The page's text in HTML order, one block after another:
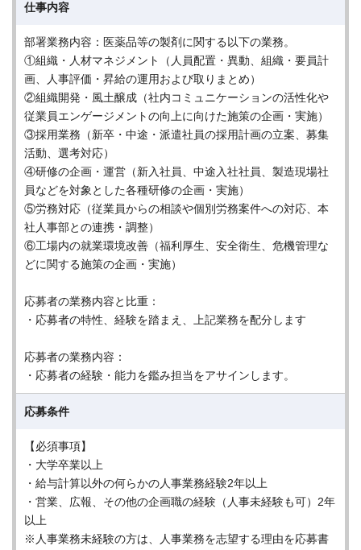
仕事内容
部署業務内容：医薬品等の製剤に関する以下の業務。
①組織・人材マネジメント（人員配置・異動、組織・要員計
画、人事評価・昇給の運用および取りまとめ）
②組織開発・風土醸成（社内コミュニケーションの活性化や
従業員エンゲージメントの向上に向けた施策の企画・実施）
③採用業務（新卒・中途・派遣社員の採用計画の立案、募集
活動、選考対応）
④研修の企画・運営（新入社員、中途入社社員、製造現場社
員などを対象とした各種研修の企画・実施）
⑤労務対応（従業員からの相談や個別労務案件への対応、本
社人事部との連携・調整）
⑥工場内の就業環境改善（福利厚生、安全衛生、危機管理な
どに関する施策の企画・実施）
応募者の業務内容と比重：
・応募者の特性、経験を踏まえ、上記業務を配分します
応募者の業務内容：
・応募者の経験・能力を鑑み担当をアサインします。
応募条件
【必須事項】
・大学卒業以上
・給与計算以外の何らかの人事業務経験2年以上
・営業、広報、その他の企画職の経験（人事未経験も可）2年
以上
※人事業務未経験の方は、人事業務を志望する理由を応募書